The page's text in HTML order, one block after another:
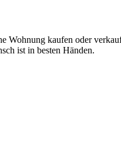
Wohnung kaufen oder
ist in besten Händen.